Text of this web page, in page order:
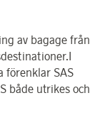
av bagage från
förenklar SAS
både utrikes och